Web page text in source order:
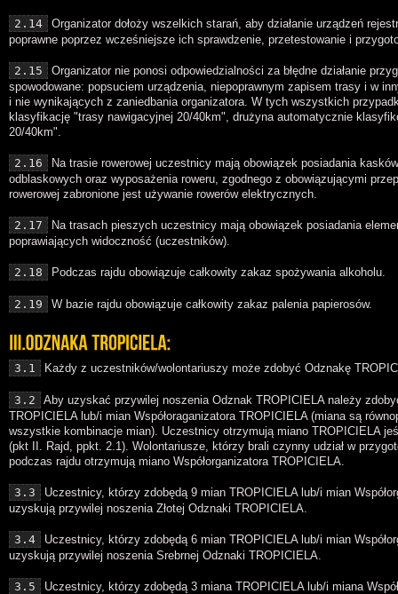
2.14
Organizator dołoży wszelkich starań, aby działanie urządzeń
poprawne poprzez wcześniejsze ich sprawdzenie, przetestowanie i
2.15
Organizator nie ponosi odpowiedzialności za błędne działanie
spowodowane: popsuciem urządzenia, niepoprawnym zapisem trasy i w
i nie wynikających z zaniedbania organizatora. W tych wszystkich
klasyfikację "trasy nawigacyjnej 20/40km", drużyna automatycznie
20/40km".
2.16
Na trasie rowerowej uczestnicy mają obowiązek posiadania
odblaskowych oraz wyposażenia roweru, zgodnego z obowiązującymi
rowerowej zabronione jest używanie rowerów elektrycznych.
2.17
Na trasach pieszych uczestnicy mają obowiązek posiadania
poprawiających widoczność (uczestników).
2.18 Podczas rajdu obowiązuje całkowity zakaz spożywania alkoholu.
2.19 W bazie rajdu obowiązuje całkowity zakaz palenia papierosów.
3.1 Każdy z uczestników/wolontariuszy może zdobyć Odznakę
3.2
Aby uzyskać przywilej noszenia Odznak TROPICIELA należy
TROPICIELA lub/i mian Współoraganizatora TROPICIELA (miana są
wszystkie kombinacje mian). Uczestnicy otrzymują miano TROPICIELA
(pkt II. Rajd, ppkt. 2.1). Wolontariusze, którzy brali czynny udział w
podczas rajdu otrzymują miano Współorganizatora TROPICIELA.
3.3
Uczestnicy, którzy zdobędą 9 mian TROPICIELA lub/i mian
uzyskują przywilej noszenia Złotej Odznaki TROPICIELA.
3.4
Uczestnicy, którzy zdobędą 6 mian TROPICIELA lub/i mian
uzyskują przywilej noszenia Srebrnej Odznaki TROPICIELA.
3.5
Uczestnicy, którzy zdobędą 3 miana TROPICIELA lub/i miana